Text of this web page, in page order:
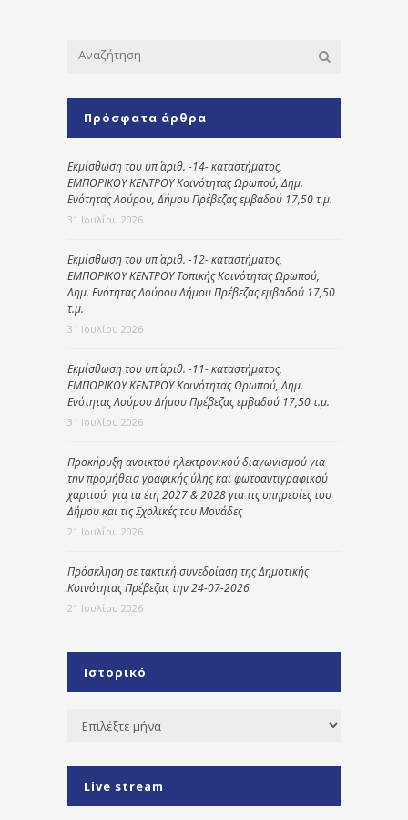
Πρόσφατα άρθρα
Εκμίσθωση του υπ΄ αριθ. -14- καταστήματος,
ΕΜΠΟΡΙΚΟΥ ΚΕΝΤΡΟΥ Κοινότητας Ωρωπού, Δημ.
Ενότητας Λούρου, Δήμου Πρέβεζας εμβαδού 17,50 τ.μ.
31 Ιουλίου 2026
Εκμίσθωση του υπ΄ αριθ. -12- καταστήματος,
ΕΜΠΟΡΙΚΟΥ ΚΕΝΤΡΟΥ Τοπικής Κοινότητας Ωρωπού,
Δημ. Ενότητας Λούρου Δήμου Πρέβεζας εμβαδού 17,50
τ.μ.
31 Ιουλίου 2026
Εκμίσθωση του υπ΄ αριθ. -11- καταστήματος,
ΕΜΠΟΡΙΚΟΥ ΚΕΝΤΡΟΥ Κοινότητας Ωρωπού, Δημ.
Ενότητας Λούρου Δήμου Πρέβεζας εμβαδού 17,50 τ.μ.
31 Ιουλίου 2026
Προκήρυξη ανοικτού ηλεκτρονικού διαγωνισμού για
την προμήθεια γραφικής ύλης και φωτοαντιγραφικού
χαρτιού για τα έτη 2027 & 2028 για τις υπηρεσίες του
Δήμου και τις Σχολικές του Μονάδες
21 Ιουλίου 2026
Πρόσκληση σε τακτική συνεδρίαση της Δημοτικής
Κοινότητας Πρέβεζας την 24-07-2026
21 Ιουλίου 2026
Ιστορικό
Ιστορικό
Live stream